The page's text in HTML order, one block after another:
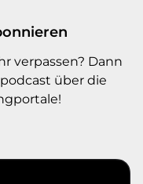
verpassen? Dann
über die